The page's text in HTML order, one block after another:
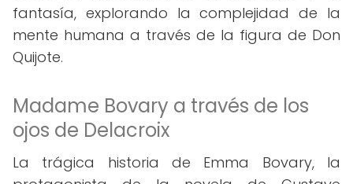
fantasía, explorando la complejidad de la
mente humana a través de la figura de Don
Quijote.
Madame Bovary a través de los
ojos de Delacroix
La trágica historia de Emma Bovary, la